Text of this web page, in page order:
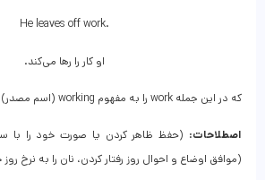
He leaves off work.
او کار را رها می‌کند.
که در این جمله work را به مفهوم working (اسم مصدر) به کار برده‌ایم.
اصطلاحات: (حفظ ظاهر کردن یا صورت خود را با
(موافق اوضاع و احوال روز رفتار کردن، نان را به نرخ